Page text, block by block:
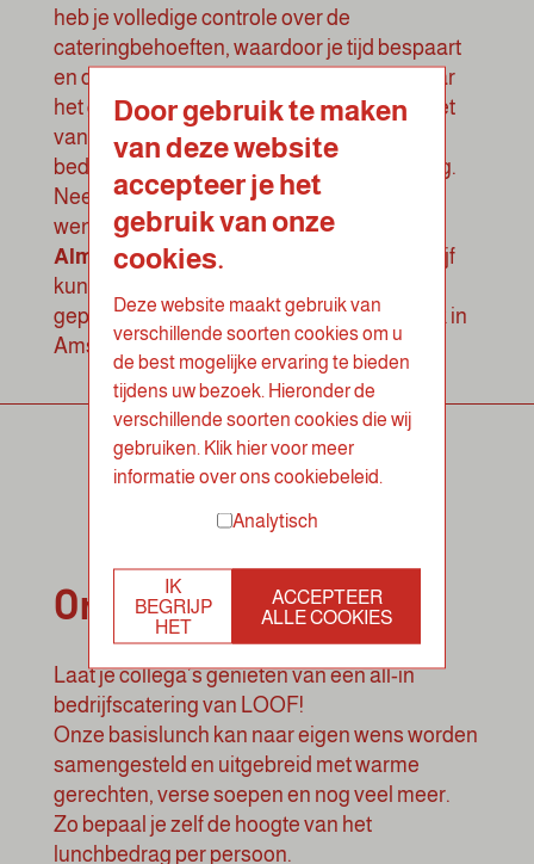
heb je volledige controle over de
cateringbehoeften, waardoor je tijd bespaart
en de lunchervaring soepel verloopt. Ervaar
het gemak van ons klantenportaal en geniet
van een stressvrije en efficiënte
bedrijfscatering Almere met LOOF catering.
Neem vrijblijvend contact met ons op om je
wensen te bespreken voor jouw
Almereen te ontdekken hoe wij jouw bedrijf
kunnen voorzien van een heerlijke en
gepersonaliseerde gezonde lunch op werk in
Amsterdam.
Onze concepten
Laat je collega’s genieten van een all-in
bedrijfscatering van LOOF!
Onze basislunch kan naar eigen wens worden
samengesteld en uitgebreid met warme
gerechten, verse soepen en nog veel meer.
Zo bepaal je zelf de hoogte van het
lunchbedrag per persoon.
Door gebruik te maken
van deze website
accepteer je het
gebruik van onze
cookies.
Deze website maakt gebruik van
verschillende soorten cookies om u
de best mogelijke ervaring te bieden
tijdens uw bezoek. Hieronder de
verschillende soorten cookies die wij
gebruiken. Klik hier voor meer
informatie over ons cookiebeleid.
Analytisch
IK
BEGRIJP
HET
ACCEPTEER
ALLE COOKIES